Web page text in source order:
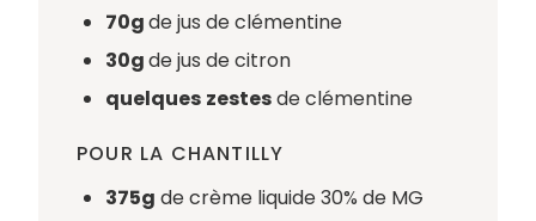
70gde jus de clémentine
30gde jus de citron
quelques zestesde clémentine
POUR LA CHANTILLY
375g de crème liquide 30% de MG